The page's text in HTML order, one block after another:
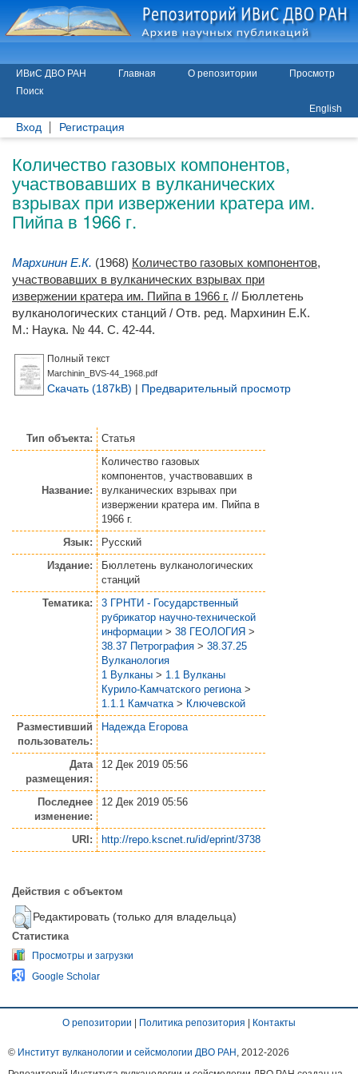
ИВиС ДВО РАН Главная О репозитории
Просмотр
Поиск
English
Вход Регистрация
Количество газовых компонентов,
участвовавших в вулканических
взрывах при извержении кратера им.
Пийпа в 1966 г.
Мархинин Е.К. (1968) Количество газовых компонентов,
участвовавших в вулканических взрывах при
извержении кратера им. Пийпа в 1966 г. // Бюллетень
вулканологических станций / Отв. ред. Мархинин Е.К.
М.: Наука. № 44. С. 42-44.
Полный текст
Marchinin_BVS-44_1968.pdf
Скачать (187kB) | Предварительный просмотр
Тип объекта: Статья
Название:
Количество газовых
компонентов, участвовавших в
вулканических взрывах при
извержении кратера им. Пийпа в
1966 г.
Язык:
Русский
Издание:
Бюллетень вулканологических
станций
Тематика:
3 ГРНТИ - Государственный
рубрикатор научно-технической
информации > 38 ГЕОЛОГИЯ >
38.37 Петрография > 38.37.25
Вулканология
1 Вулканы > 1.1 Вулканы
Курило-Камчатского региона >
1.1.1 Камчатка > Ключевской
Разместивший
пользователь:
Надежда Егорова
Дата
размещения:
12 Дек 2019 05:56
Последнее
изменение:
12 Дек 2019 05:56
URI: http://repo.kscnet.ru/id/eprint/3738
Действия с объектом
Редактировать (только для владельца)
Статистика
Просмотры и загрузки
Google Scholar
О репозитории | Политика репозитория | Контакты
© Институт вулканологии и сейсмологии ДВО РАН , 2012-2026